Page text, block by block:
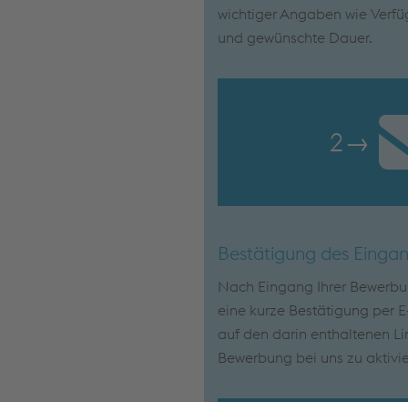
wichtiger Angaben wie
und gewünschte Dauer.
2→
Bestätigung des
Nach Eingang Ihrer
eine kurze Bestätigung per
auf den darin enthaltenen
Bewerbung bei uns zu